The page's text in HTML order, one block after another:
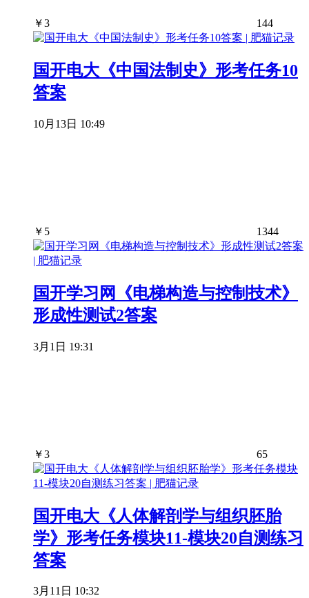
￥3 144
国开电大《中国法制史》形考任务10
答案
10月13日 10:49
￥ 5 1344
国开学习网《电梯构造与控制技术》
形成性测试2答案
3月1日 19:31
￥3 65
国开电大《人体解剖学与组织胚胎
学》形考任务模块11-模块20自测练习
答案
3月11日 10:32